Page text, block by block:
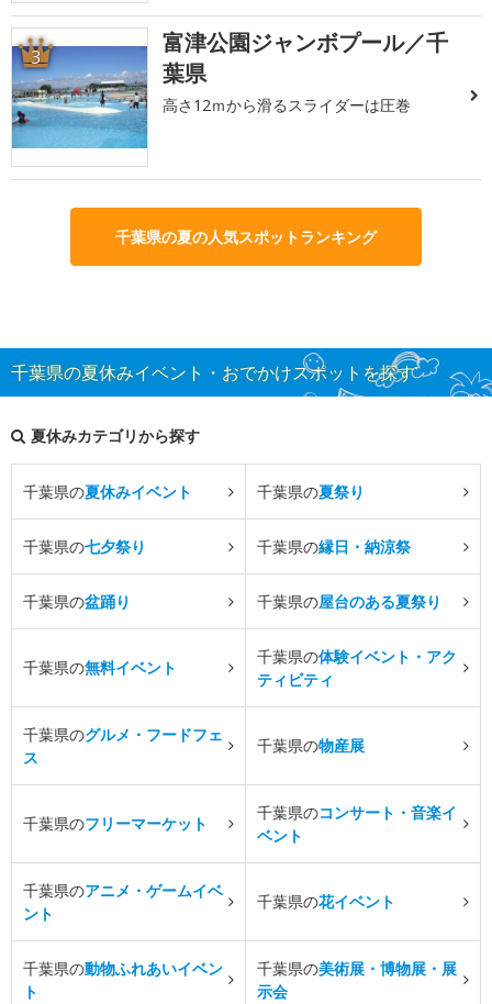
3
富津公園ジャンボプール／千
葉県
高さ12ｍから滑るスライダーは圧巻
千葉県の夏の人気スポットランキング
千葉県の夏休みイベント・おでかけスポットを探す
夏休みカテゴリから探す
千葉県の夏休みイベント 千葉県の夏祭り
千葉県の七夕祭り 千葉県の縁日・納涼祭
千葉県の盆踊り 千葉県の屋台のある夏祭り
千葉県の無料イベント
千葉県の体験イベント・アク
ティビティ
千葉県のグルメ・フードフェ
ス
千葉県の物産展
千葉県のフリーマーケット
千葉県のコンサート・音楽イ
ベント
千葉県のアニメ・ゲームイベ
ント
千葉県の花イベント
千葉県の動物ふれあいイベン
ト
千葉県の美術展・博物展・展
示会